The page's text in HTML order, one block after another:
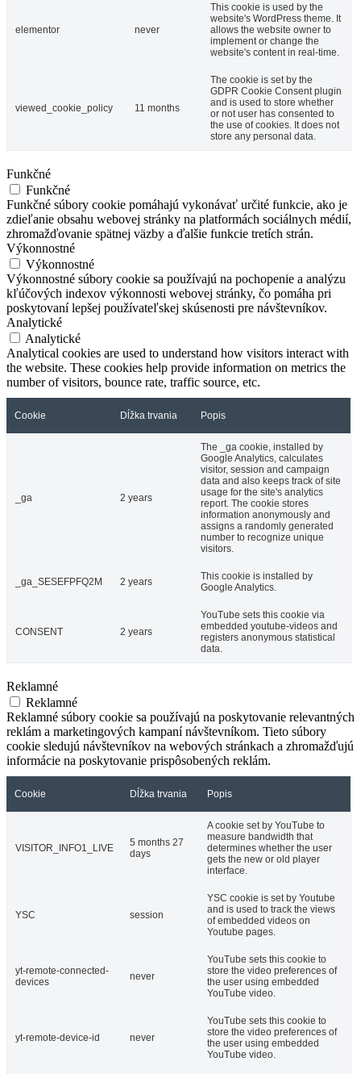
elementor never
This cookie is used by the
website's WordPress theme. It
allows the website owner to
implement or change the
website's content in real-time.
viewed_cookie_policy 11 months
The cookie is set by the
GDPR Cookie Consent plugin
and is used to store whether
or not user has consented to
the use of cookies. It does not
store any personal data.
Funkčné
Funkčné
Funkčné súbory cookie pomáhajú vykonávať určité funkcie, ako je
zdieľanie obsahu webovej stránky na platformách sociálnych médií,
zhromažďovanie spätnej väzby a ďalšie funkcie tretích strán.
Výkonnostné
Výkonnostné
Výkonnostné súbory cookie sa používajú na pochopenie a analýzu
kľúčových indexov výkonnosti webovej stránky, čo pomáha pri
poskytovaní lepšej používateľskej skúsenosti pre návštevníkov.
Analytické
Analytické
Analytical cookies are used to understand how visitors interact with
the website. These cookies help provide information on metrics the
number of visitors, bounce rate, traffic source, etc.
Cookie Dĺžka trvania Popis
_ga 2 years
The _ga cookie, installed by
Google Analytics, calculates
visitor, session and campaign
data and also keeps track of site
usage for the site's analytics
report. The cookie stores
information anonymously and
assigns a randomly generated
number to recognize unique
visitors.
_ga_SESEFPFQ2M 2 years
This cookie is installed by
Google Analytics.
CONSENT 2 years
YouTube sets this cookie via
embedded youtube-videos and
registers anonymous statistical
data.
Reklamné
Reklamné
Reklamné súbory cookie sa používajú na poskytovanie relevantných
reklám a marketingových kampaní návštevníkom. Tieto súbory
cookie sledujú návštevníkov na webových stránkach a zhromažďujú
informácie na poskytovanie prispôsobených reklám.
Cookie Dĺžka trvania Popis
VISITOR_INFO1_LIVE
5 months 27
days
A cookie set by YouTube to
measure bandwidth that
determines whether the user
gets the new or old player
interface.
YSC session
YSC cookie is set by Youtube
and is used to track the views
of embedded videos on
Youtube pages.
yt-remote-connected-
devices
never
YouTube sets this cookie to
store the video preferences of
the user using embedded
YouTube video.
yt-remote-device-id never
YouTube sets this cookie to
store the video preferences of
the user using embedded
YouTube video.